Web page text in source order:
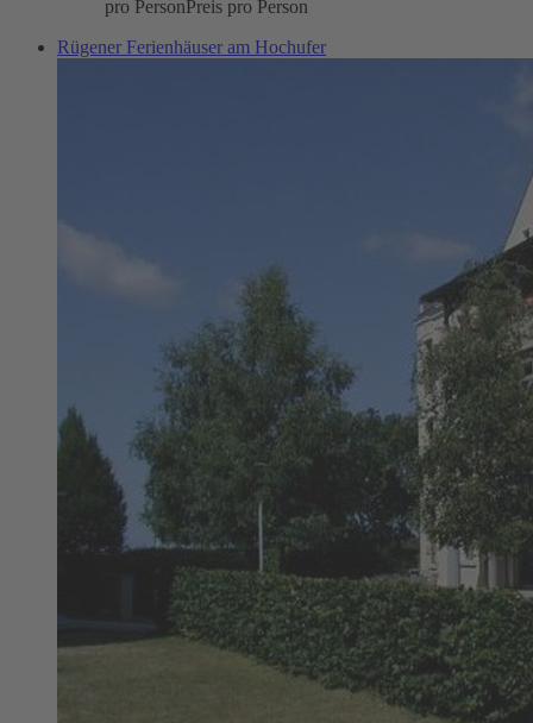
pro PersonPreis pro Person
Rügener Ferienhäuser am Hochufer